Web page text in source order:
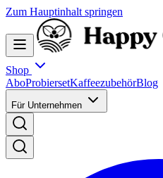
Zum Hauptinhalt springen
Shop
AboProbiersetKaffeezubehörBlog
Für Unternehmen